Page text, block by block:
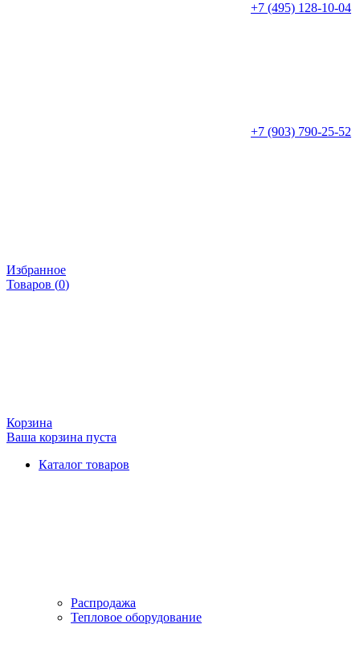
+7 (495) 128-10-04
+7 (903) 790-25-52
Избранное
Товаров (0)
Корзина
Ваша корзина пуста
Каталог товаров
Распродажа
Тепловое оборудование